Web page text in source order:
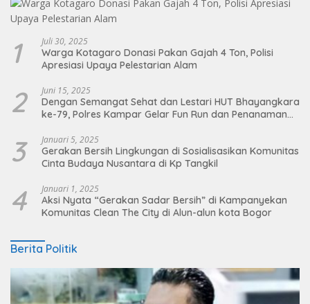
1 Juli 30, 2025
Warga Kotagaro Donasi Pakan Gajah 4 Ton, Polisi
Apresiasi Upaya Pelestarian Alam
2 Juni 15, 2025
Dengan Semangat Sehat dan Lestari HUT Bhayangkara
ke-79, Polres Kampar Gelar Fun Run dan Penanaman
3 Januari 5, 2025
Gerakan Bersih Lingkungan di Sosialisasikan Komunitas
Cinta Budaya Nusantara di Kp Tangkil
4 Januari 1, 2025
Aksi Nyata “Gerakan Sadar Bersih” di Kampanyekan
Komunitas Clean The City di Alun-alun kota Bogor
Berita Politik